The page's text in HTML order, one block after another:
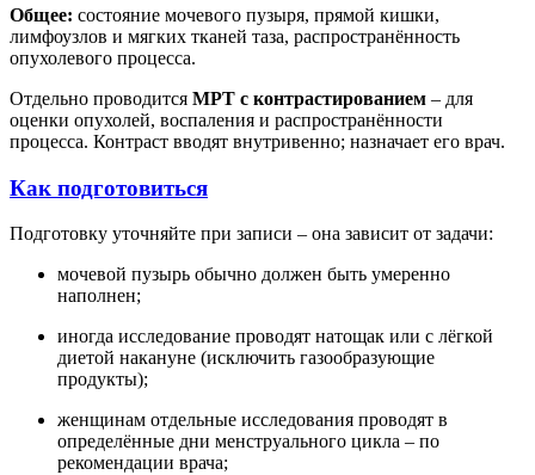
Общее: состояние мочевого пузыря, прямой кишки,
лимфоузлов и мягких тканей таза, распространённость
опухолевого процесса.
Отдельно проводится МРТ с контрастированием – для
оценки опухолей, воспаления и распространённости
процесса. Контраст вводят внутривенно; назначает его врач.
Как подготовиться
Подготовку уточняйте при записи – она зависит от задачи:
мочевой пузырь обычно должен быть умеренно
наполнен;
иногда исследование проводят натощак или с лёгкой
диетой накануне (исключить газообразующие
продукты);
женщинам отдельные исследования проводят в
определённые дни менструального цикла – по
рекомендации врача;